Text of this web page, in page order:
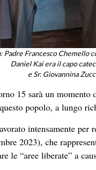
Padre Francesco Chemello
Daniel Kai era il capo
e Sr. Giovannina
15 sarà un
popolo, a lungo
intensamente
2023), che
le “aree liberate” a